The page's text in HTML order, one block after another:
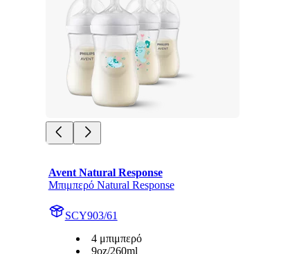
Avent Natural Response
Μπιμπερό Natural Response
SCY903/61
4 μπιμπερό
9oz/260ml